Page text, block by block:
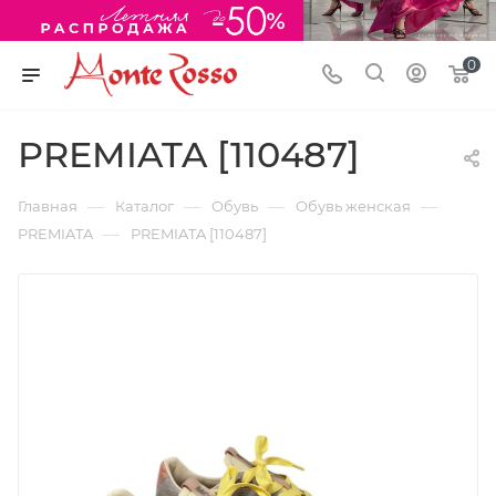
0
PREMIATA [110487]
Главная — Каталог — Обувь — Обувь женская —
PREMIATA — PREMIATA [110487]